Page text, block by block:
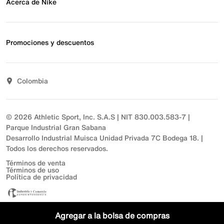
Agregar a la bolsa de compras
Devoluciones
Comunicate con nosotros
Noticias
Sostenibilidad
Promociones y descuentos
T&C actividades comerciales
Colombia
© 2026 Athletic Sport, Inc. S.A.S | NIT 830.003.583-7 |
Parque Industrial Gran Sabana
Desarrollo Industrial Muisca Unidad Privada 7C Bodega 18. |
Todos los derechos reservados.
Términos de venta
Términos de uso
Política de privacidad